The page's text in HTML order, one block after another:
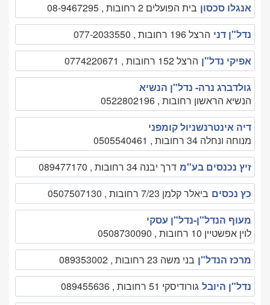
אנגלו סכסון בית הפועלים 2 רחובות , 08-9467295
נדל"ן דני הרצל 196 רחובות , 077-2033550
אפיקי נדל"ן הרצל 152 רחובות , 0774220671
גולדברג נרה- נדל"ן הנשיא
הנשיא הראשון רחובות , 0522802196
דיה אינטרנשניול קומפני
מנוחה ונחלה 34 רחובות , 0505540461
זיץ נכנסים בע"מ דרך יבנה 34 רחובות , 089477170
כץ נכסים ביאלר קלמן 7/23 רחובות , 0507507130
מעוף הנדל"ן-נדל"ן עסקי
לוין אפשטיין 10 רחובות , 0508730090
מרכז הנדל"ן בני משה 23 רחובות , 089353002
נדל"ן היובל גורודיסקי 51 רחובות , 089455636